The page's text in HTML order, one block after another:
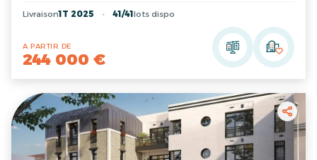
Livraison1T 2025 41/41 lots dispo
A PARTIR DE
244 000 €